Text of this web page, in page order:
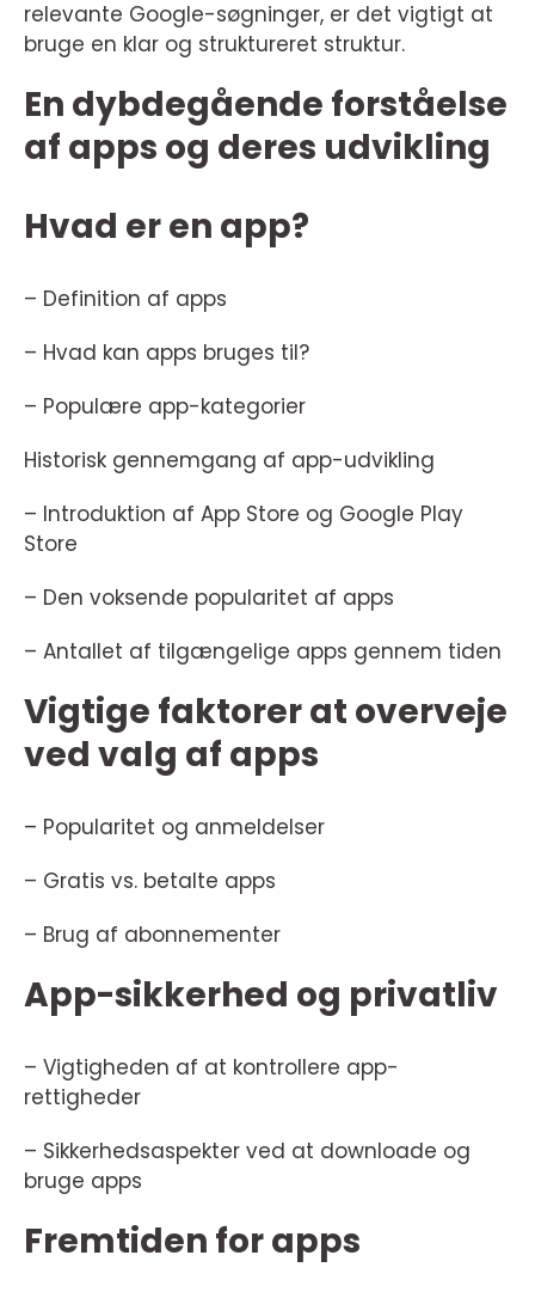
relevante Google-søgninger, er det vigtigt at
bruge en klar og struktureret struktur.
En dybdegående forståelse
af apps og deres udvikling
Hvad er en app?
– Definition af apps
– Hvad kan apps bruges til?
– Populære app-kategorier
Historisk gennemgang af app-udvikling
– Introduktion af App Store og Google Play
Store
– Den voksende popularitet af apps
– Antallet af tilgængelige apps gennem tiden
Vigtige faktorer at overveje
ved valg af apps
– Popularitet og anmeldelser
– Gratis vs. betalte apps
– Brug af abonnementer
App-sikkerhed og privatliv
– Vigtigheden af at kontrollere app-
rettigheder
– Sikkerhedsaspekter ved at downloade og
bruge apps
Fremtiden for apps